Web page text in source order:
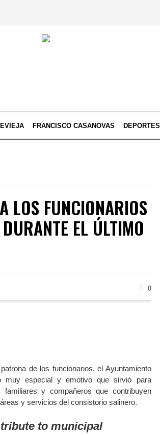
FRANCISCO CASANOVAS DEPORTES
LOS FUNCIONARIOS
EL ÚLTIMO
0
de los funcionarios, el Ayuntamiento
muy especial y emotivo que sirvió para
familiares y compañeros que contribuyen
y servicios del consistorio salinero.
to municipal